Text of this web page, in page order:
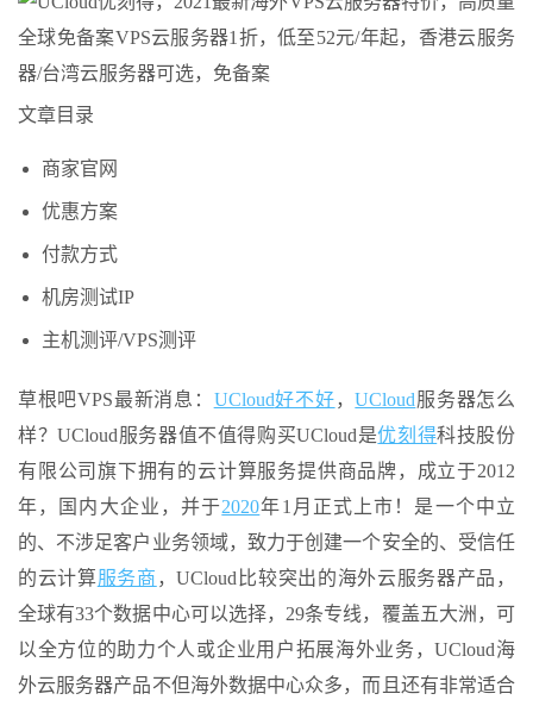
文章目录
商家官网
优惠方案
付款方式
机房测试IP
主机测评/VPS测评
草根吧VPS最新消息： UCloud好不好，UCloud服务器怎么
样？UCloud服务器值不值得购买UCloud是优刻得科技股份
有限公司旗下拥有的云计算服务提供商品牌，成立于2012
年，国内大企业，并于2020年1月正式上市！是一个中立
的、不涉足客户业务领域，致力于创建一个安全的、受信任
的云计算服务商 ，UCloud比较突出的海外云服务器产品，
全球有33个数据中心可以选择，29条专线，覆盖五大洲，可
以全方位的助力个人或企业用户拓展海外业务，UCloud海
外云服务器产品不但海外数据中心众多，而且还有非常适合